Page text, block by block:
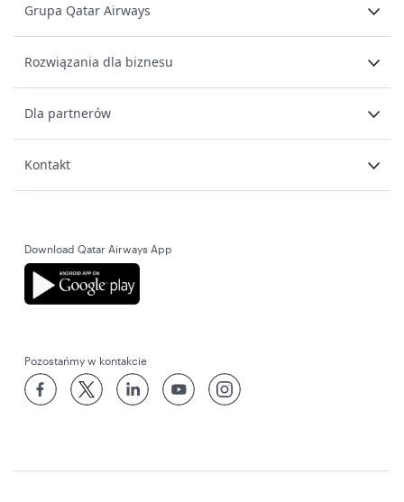
Grupa Qatar Airways
Rozwiązania dla biznesu
Dla partnerów
Kontakt
Download Qatar Airways App
Pozostańmy w kontakcie